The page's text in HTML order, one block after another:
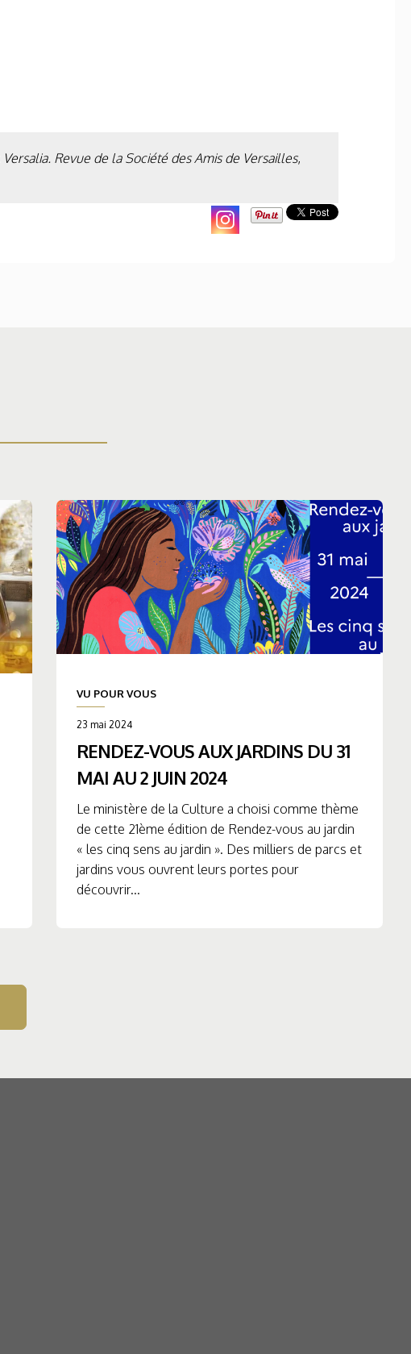
Versalia. Revue de la Société des Amis de Versailles,
VU POUR VOUS
23 mai 2024
RENDEZ-VOUS AUX JARDINS DU 31
MAI AU 2 JUIN 2024
Le ministère de la Culture a choisi comme thème
de cette 21ème édition de Rendez-vous au jardin
« les cinq sens au jardin ». Des milliers de parcs et
jardins vous ouvrent leurs portes pour
découvrir...